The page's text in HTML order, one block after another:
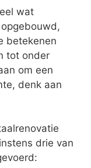
wat
betekenen
tot onder
om een
denk aan
drie van